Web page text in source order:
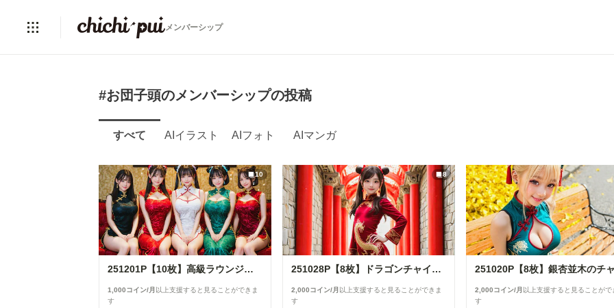
メンバーシップ
#お団子頭のメンバーシップの投稿
すべて AIイラスト AIフォト AIマンガ
10
251201P【10枚】高級ラウンジのチャイナドレスイベント
1,000コイン/月 以上支援すると見ることができま
す
8
251028P【8枚】ドラゴンチャイナドレスの愛ちゃん
2,000コイン/月 以上支援すると見ることができま
す
2,000コイン/月 以上支援すると見ることがで
す